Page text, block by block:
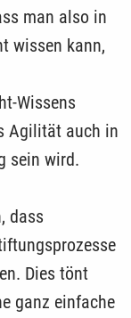
man also in
wissen kann,
Wissens
Agilität auch in
sein wird.
dass
Dies tönt
ganz einfache